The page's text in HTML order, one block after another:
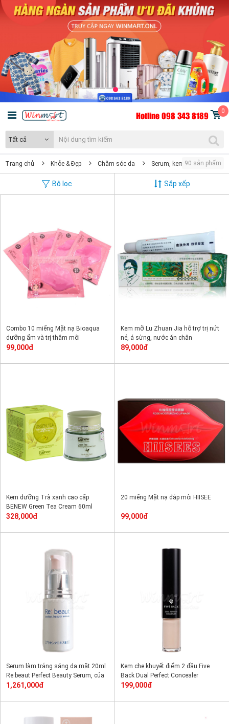
Hotline 098 343 8189 0
Tất cả
Trang chủ Khỏe & Đẹp Chăm sóc da Serum, kem, tinh chất
90 sản phẩm
Bộ lọc Sắp xếp
Combo 10 miếng Mặt nạ Bioaqua
dưỡng ẩm và trị thâm môi
99,000đ
Kem mỡ Lu Zhuan Jia hỗ trợ trị nứt
nẻ, á sừng, nước ăn chân
89,000đ
Kem dưỡng Trà xanh cao cấp
BENEW Green Tea Cream 60ml
328,000đ
20 miếng Mặt nạ đắp môi HIISEE
99,000đ
Serum làm trắng sáng da mặt 20ml
Re:beaut Perfect Beauty Serum, của
Nhật, giúp trắng da nhanh chóng
1,261,000đ
Kem che khuyết điểm 2 đầu Five
Back Dual Perfect Concealer
199,000đ